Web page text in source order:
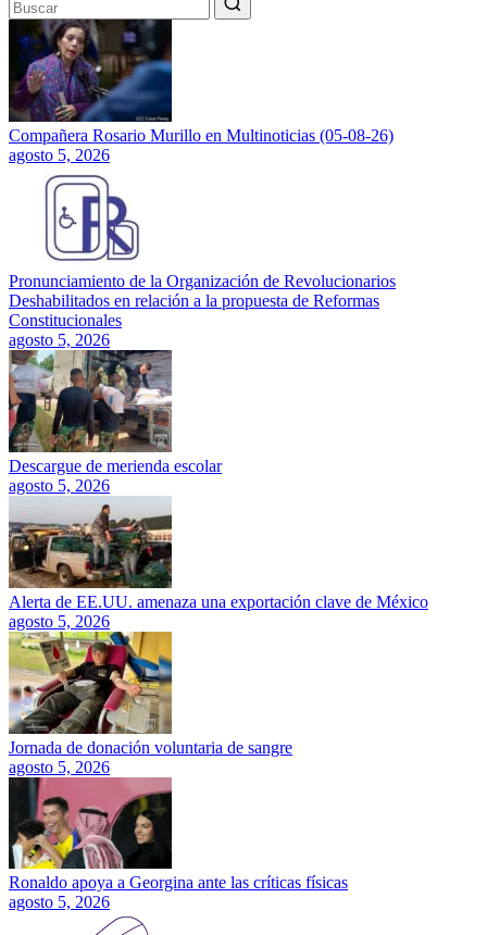
Compañera Rosario Murillo en Multinoticias (05-08-26)
agosto 5, 2026
Pronunciamiento de la Organización de Revolucionarios
Deshabilitados en relación a la propuesta de Reformas
Constitucionales
agosto 5, 2026
Descargue de merienda escolar
agosto 5, 2026
Alerta de EE.UU. amenaza una exportación clave de México
agosto 5, 2026
Jornada de donación voluntaria de sangre
agosto 5, 2026
Ronaldo apoya a Georgina ante las críticas físicas
agosto 5, 2026